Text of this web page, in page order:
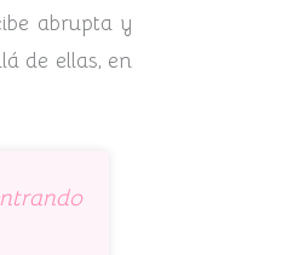
abrupta y
de ellas, en